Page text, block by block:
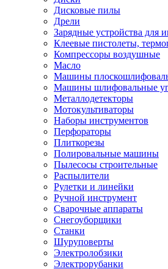
Дисковые пилы
Дрели
Зарядные устройства для
Клеевые пистолеты,
Компрессоры воздушные
Масло
Машины
Машины шлифовальные
Металлодетекторы
Мотокультиваторы
Наборы инструментов
Перфораторы
Плиткорезы
Полировальные машины
Пылесосы строительные
Распылители
Рулетки и линейки
Ручной инструмент
Сварочные аппараты
Снегоуборщики
Станки
Шуруповерты
Электролобзики
Электрорубанки